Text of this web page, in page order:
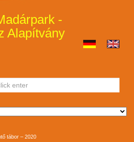
-
Alapítvány
tábor – 2020